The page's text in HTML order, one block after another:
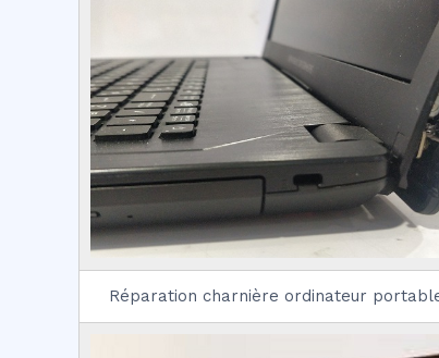
Réparation charnière ordinateur